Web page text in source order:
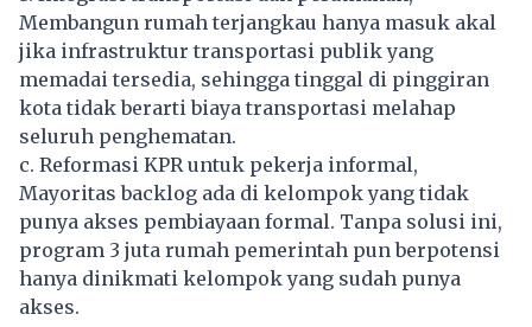
Membangun rumah terjangkau hanya masuk akal
jika infrastruktur transportasi publik yang
memadai tersedia, sehingga tinggal di pinggiran
kota tidak berarti biaya transportasi melahap
seluruh penghematan.
c. Reformasi KPR untuk pekerja informal,
Mayoritas backlog ada di kelompok yang tidak
punya akses pembiayaan formal. Tanpa solusi ini,
program 3 juta rumah pemerintah pun berpotensi
hanya dinikmati kelompok yang sudah punya
akses.